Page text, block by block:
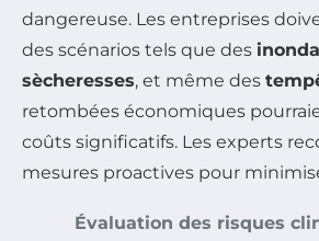
dangereuse. Les entreprises
des scénarios tels que des
sècheresses, et même des
retombées économiques
coûts significatifs. Les experts
mesures proactives pour
Évaluation des risques